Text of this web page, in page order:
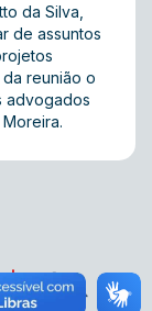
da Silva ,
de assuntos
reunião o
advogados